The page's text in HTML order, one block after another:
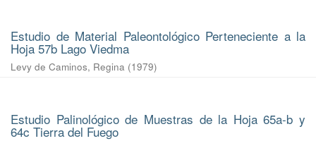
Estudio de Material Paleontológico Perteneciente a la
Hoja 57b Lago Viedma
Levy de Caminos, Regina (1979)
Estudio Palinológico de Muestras de la Hoja 65a-b y
64c Tierra del Fuego